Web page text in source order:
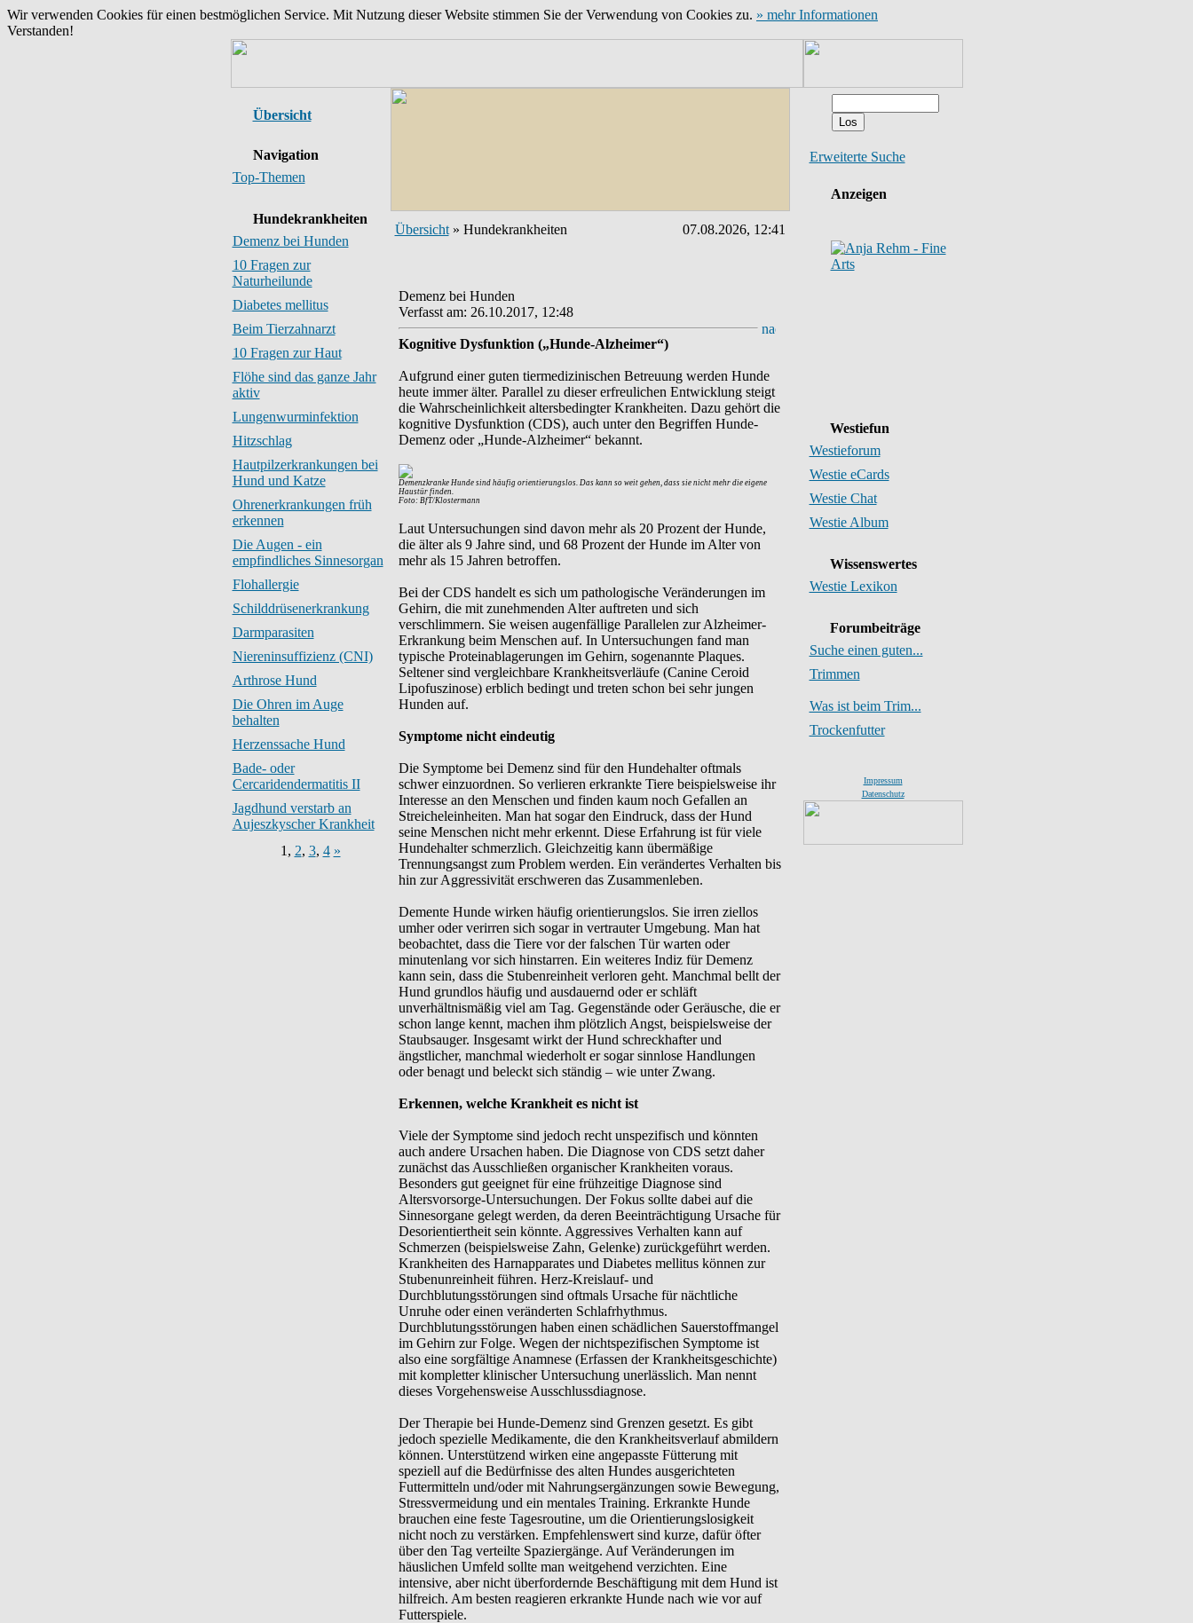
Wir verwenden Cookies für einen bestmöglichen Service. Mit Nutzung dieser Website stimmen Sie der Verwendung von Cookies zu. » mehr Informationen
Verstanden!
Übersicht
Navigation
Top-Themen
Hundekrankheiten
Demenz bei Hunden
10 Fragen zur
Naturheilunde
Diabetes mellitus
Beim Tierzahnarzt
10 Fragen zur Haut
Flöhe sind das ganze Jahr
aktiv
Lungenwurminfektion
Hitzschlag
Hautpilzerkrankungen bei
Hund und Katze
Ohrenerkrankungen früh
erkennen
Die Augen - ein
empfindliches Sinnesorgan
Flohallergie
Schilddrüsenerkrankung
Darmparasiten
Niereninsuffizienz (CNI)
Arthrose Hund
Die Ohren im Auge
behalten
Herzenssache Hund
Bade- oder
Cercaridendermatitis II
Jagdhund verstarb an
Aujeszkyscher Krankheit
1 , 2, 3, 4 »
Übersicht» Hundekrankheiten 07.08.2026, 12:41
Demenz bei Hunden
Verfasst am: 26.10.2017, 12:48
Kognitive Dysfunktion („Hunde-Alzheimer“)
Aufgrund einer guten tiermedizinischen Betreuung werden Hunde
heute immer älter. Parallel zu dieser erfreulichen Entwicklung steigt
die Wahrscheinlichkeit altersbedingter Krankheiten. Dazu gehört die
kognitive Dysfunktion (CDS), auch unter den Begriffen Hunde-
Demenz oder „Hunde-Alzheimer“ bekannt.
Demenzkranke Hunde sind häufig orientierungslos. Das kann so weit gehen, dass sie nicht mehr die eigene
Haustür finden.
Foto: BfT/Klostermann
Laut Untersuchungen sind davon mehr als 20 Prozent der Hunde,
die älter als 9 Jahre sind, und 68 Prozent der Hunde im Alter von
mehr als 15 Jahren betroffen.
Bei der CDS handelt es sich um pathologische Veränderungen im
Gehirn, die mit zunehmenden Alter auftreten und sich
verschlimmern. Sie weisen augenfällige Parallelen zur Alzheimer-
Erkrankung beim Menschen auf. In Untersuchungen fand man
typische Proteinablagerungen im Gehirn, sogenannte Plaques.
Seltener sind vergleichbare Krankheitsverläufe (Canine Ceroid
Lipofuszinose) erblich bedingt und treten schon bei sehr jungen
Hunden auf.
Symptome nicht eindeutig
Die Symptome bei Demenz sind für den Hundehalter oftmals
schwer einzuordnen. So verlieren erkrankte Tiere beispielsweise ihr
Interesse an den Menschen und finden kaum noch Gefallen an
Streicheleinheiten. Man hat sogar den Eindruck, dass der Hund
seine Menschen nicht mehr erkennt. Diese Erfahrung ist für viele
Hundehalter schmerzlich. Gleichzeitig kann übermäßige
Trennungsangst zum Problem werden. Ein verändertes Verhalten bis
hin zur Aggressivität erschweren das Zusammenleben.
Demente Hunde wirken häufig orientierungslos. Sie irren ziellos
umher oder verirren sich sogar in vertrauter Umgebung. Man hat
beobachtet, dass die Tiere vor der falschen Tür warten oder
minutenlang vor sich hinstarren. Ein weiteres Indiz für Demenz
kann sein, dass die Stubenreinheit verloren geht. Manchmal bellt der
Hund grundlos häufig und ausdauernd oder er schläft
unverhältnismäßig viel am Tag. Gegenstände oder Geräusche, die er
schon lange kennt, machen ihm plötzlich Angst, beispielsweise der
Staubsauger. Insgesamt wirkt der Hund schreckhafter und
ängstlicher, manchmal wiederholt er sogar sinnlose Handlungen
oder benagt und beleckt sich ständig – wie unter Zwang.
Erkennen, welche Krankheit es nicht ist
Viele der Symptome sind jedoch recht unspezifisch und könnten
auch andere Ursachen haben. Die Diagnose von CDS setzt daher
zunächst das Ausschließen organischer Krankheiten voraus.
Besonders gut geeignet für eine frühzeitige Diagnose sind
Altersvorsorge-Untersuchungen. Der Fokus sollte dabei auf die
Sinnesorgane gelegt werden, da deren Beeinträchtigung Ursache für
Desorientiertheit sein könnte. Aggressives Verhalten kann auf
Schmerzen (beispielsweise Zahn, Gelenke) zurückgeführt werden.
Krankheiten des Harnapparates und Diabetes mellitus können zur
Stubenunreinheit führen. Herz-Kreislauf- und
Durchblutungsstörungen sind oftmals Ursache für nächtliche
Unruhe oder einen veränderten Schlafrhythmus.
Durchblutungsstörungen haben einen schädlichen Sauerstoffmangel
im Gehirn zur Folge. Wegen der nichtspezifischen Symptome ist
also eine sorgfältige Anamnese (Erfassen der Krankheitsgeschichte)
mit kompletter klinischer Untersuchung unerlässlich. Man nennt
dieses Vorgehensweise Ausschlussdiagnose.
Der Therapie bei Hunde-Demenz sind Grenzen gesetzt. Es gibt
jedoch spezielle Medikamente, die den Krankheitsverlauf abmildern
können. Unterstützend wirken eine angepasste Fütterung mit
speziell auf die Bedürfnisse des alten Hundes ausgerichteten
Futtermitteln und/oder mit Nahrungsergänzungen sowie Bewegung,
Stressvermeidung und ein mentales Training. Erkrankte Hunde
brauchen eine feste Tagesroutine, um die Orientierungslosigkeit
nicht noch zu verstärken. Empfehlenswert sind kurze, dafür öfter
über den Tag verteilte Spaziergänge. Auf Veränderungen im
häuslichen Umfeld sollte man weitgehend verzichten. Eine
intensive, aber nicht überfordernde Beschäftigung mit dem Hund ist
hilfreich. Am besten reagieren erkrankte Hunde nach wie vor auf
Futterspiele.
Erweiterte Suche
Anzeigen
Westiefun
Westieforum
Westie eCards
Westie Chat
Westie Album
Wissenswertes
Westie Lexikon
Forumbeiträge
Suche einen guten...
Trimmen
Was ist beim Trim...
Trockenfutter
Impressum
Datenschutz